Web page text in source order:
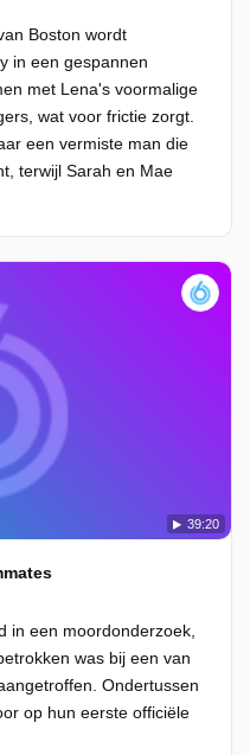
Boston wordt
in een gespannen
met Lena's voormalige
wat voor frictie zorgt.
een vermiste man die
terwijl Sarah en Mae
39:20
in een moordonderzoek,
was bij een van
Ondertussen
op hun eerste officiële